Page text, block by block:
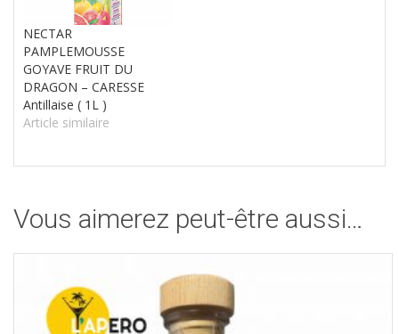
NECTAR
PAMPLEMOUSSE
GOYAVE FRUIT DU
DRAGON – CARESSE
Antillaise ( 1L )
Article similaire
Vous aimerez peut-être aussi…